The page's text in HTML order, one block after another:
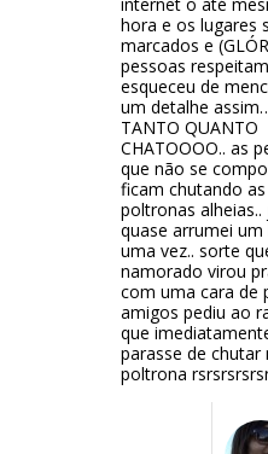
hora e os lugares
marcados e
pessoas
esqueceu de
um detalhe
TANTO QUANTO
CHATOOOO.. as
que não se
ficam chutando as
poltronas alheias..
quase arrumei um
uma vez.. sorte
namorado virou
com uma cara de
amigos pediu ao
que
parasse de chutar
poltrona